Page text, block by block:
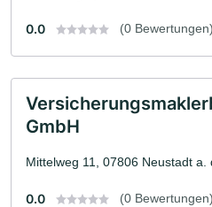
0.0 (0 Bewertungen)
GmbH
Mittelweg 11, 07806 Neustadt a.
0.0 (0 Bewertungen)